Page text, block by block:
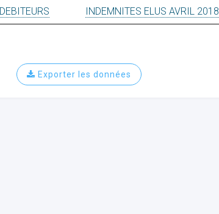
INDEMNITES ELUS AVRIL 2018
Exporter les données